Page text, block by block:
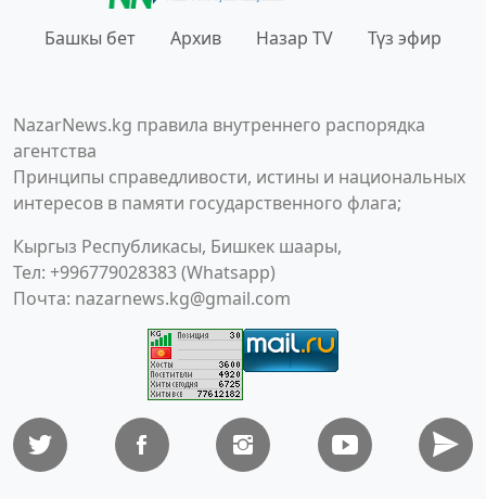
Башкы бет Архив Назар TV Түз эфир
NazarNews.kg правила внутреннего распорядка
агентства
Принципы справедливости, истины и национальных
интересов в памяти государственного флага;
Кыргыз Республикасы, Бишкек шаары,
Тел: +996779028383 (Whatsapp)
Почта: nazarnews.kg@gmail.com